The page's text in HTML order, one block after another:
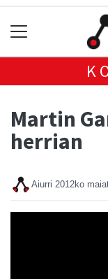
Martin
herrian
Aiurri 2012ko